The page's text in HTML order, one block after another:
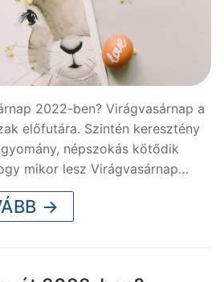
2022-ben? Virágvasárnap a
előfutára. Szintén keresztény
népszokás kötődik
mikor lesz Virágvasárnap…
→